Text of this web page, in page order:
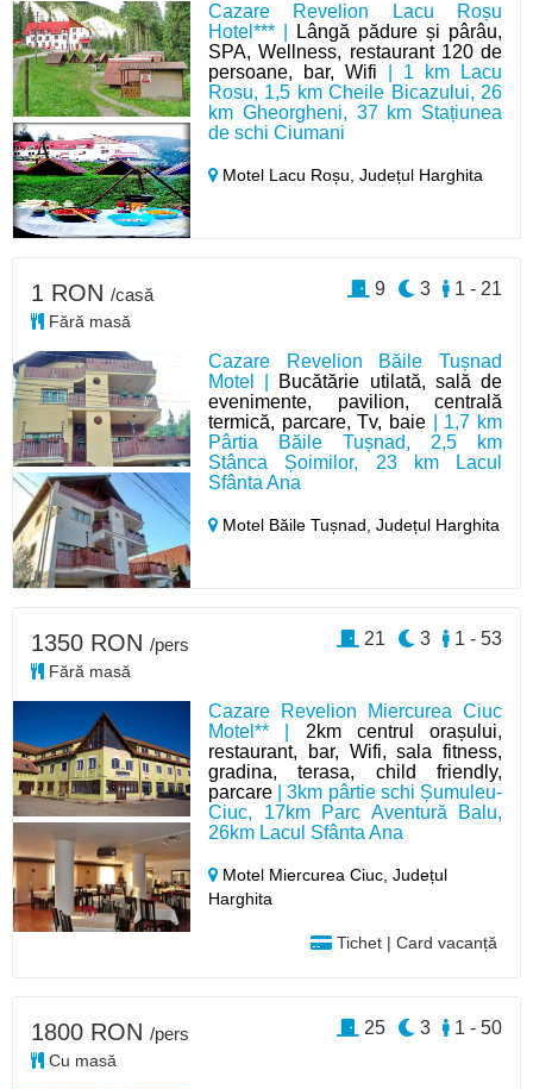
Cazare Revelion Lacu Roșu
Hotel*** |
Lângă pădure și pârâu,
SPA, Wellness, restaurant 120 de
persoane, bar, Wifi | 1 km Lacu
Rosu, 1,5 km Cheile Bicazului, 26
km Gheorgheni, 37 km Stațiunea
de schi Ciumani
Motel Lacu Roșu,Județul Harghita
Cazare Revelion Băile Tușnad
Motel | Bucătărie utilată, sală de
evenimente, pavilion, centrală
termică, parcare, Tv, baie | 1,7 km
Pârtia Băile Tușnad, 2,5 km
Stânca Șoimilor, 23 km Lacul
Sfânta Ana
Motel Băile Tușnad,Județul Harghita
1 RON /casă
Fără masă
1 - 21
3
9
Cazare Revelion Miercurea Ciuc
Motel** | 2km centrul orașului,
restaurant, bar, Wifi, sala fitness,
gradina, terasa, child friendly,
parcare | 3km pârtie schi Șumuleu-
Ciuc, 17km Parc Aventură Balu,
26km Lacul Sfânta Ana
Motel Miercurea Ciuc,Județul
Harghita
Tichet | Card vacanță
1350 RON /pers
Fără masă
1 - 53
3
21
1800 RON /pers
Cu masă
1 - 50
3
25